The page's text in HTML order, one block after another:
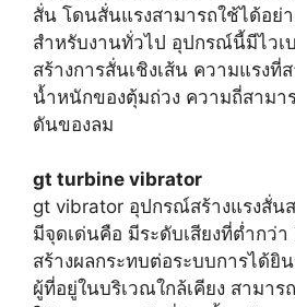
สั่น โดนสั่นแรงสามารถใช้ได้อย่
สำหรับงานทั่วไป อุปกรณ์นี้มีไวเ
สร้างการสั่นเชิงเส้น ความแรงที่
น้ำหนักของตุ้มถ่วง ความถี่สามา
ดันของลม
gt turbine vibrator
gt vibrator อุปกรณ์สร้างแรงสั่น
มีจุดเด่นคือ มีระดับเสียงที่ต่ำกว่า
สร้างผลกระทบต่อระบบการได้ยิ
ผู้ที่อยู่ในบริเวณใกล้เคียง สามา